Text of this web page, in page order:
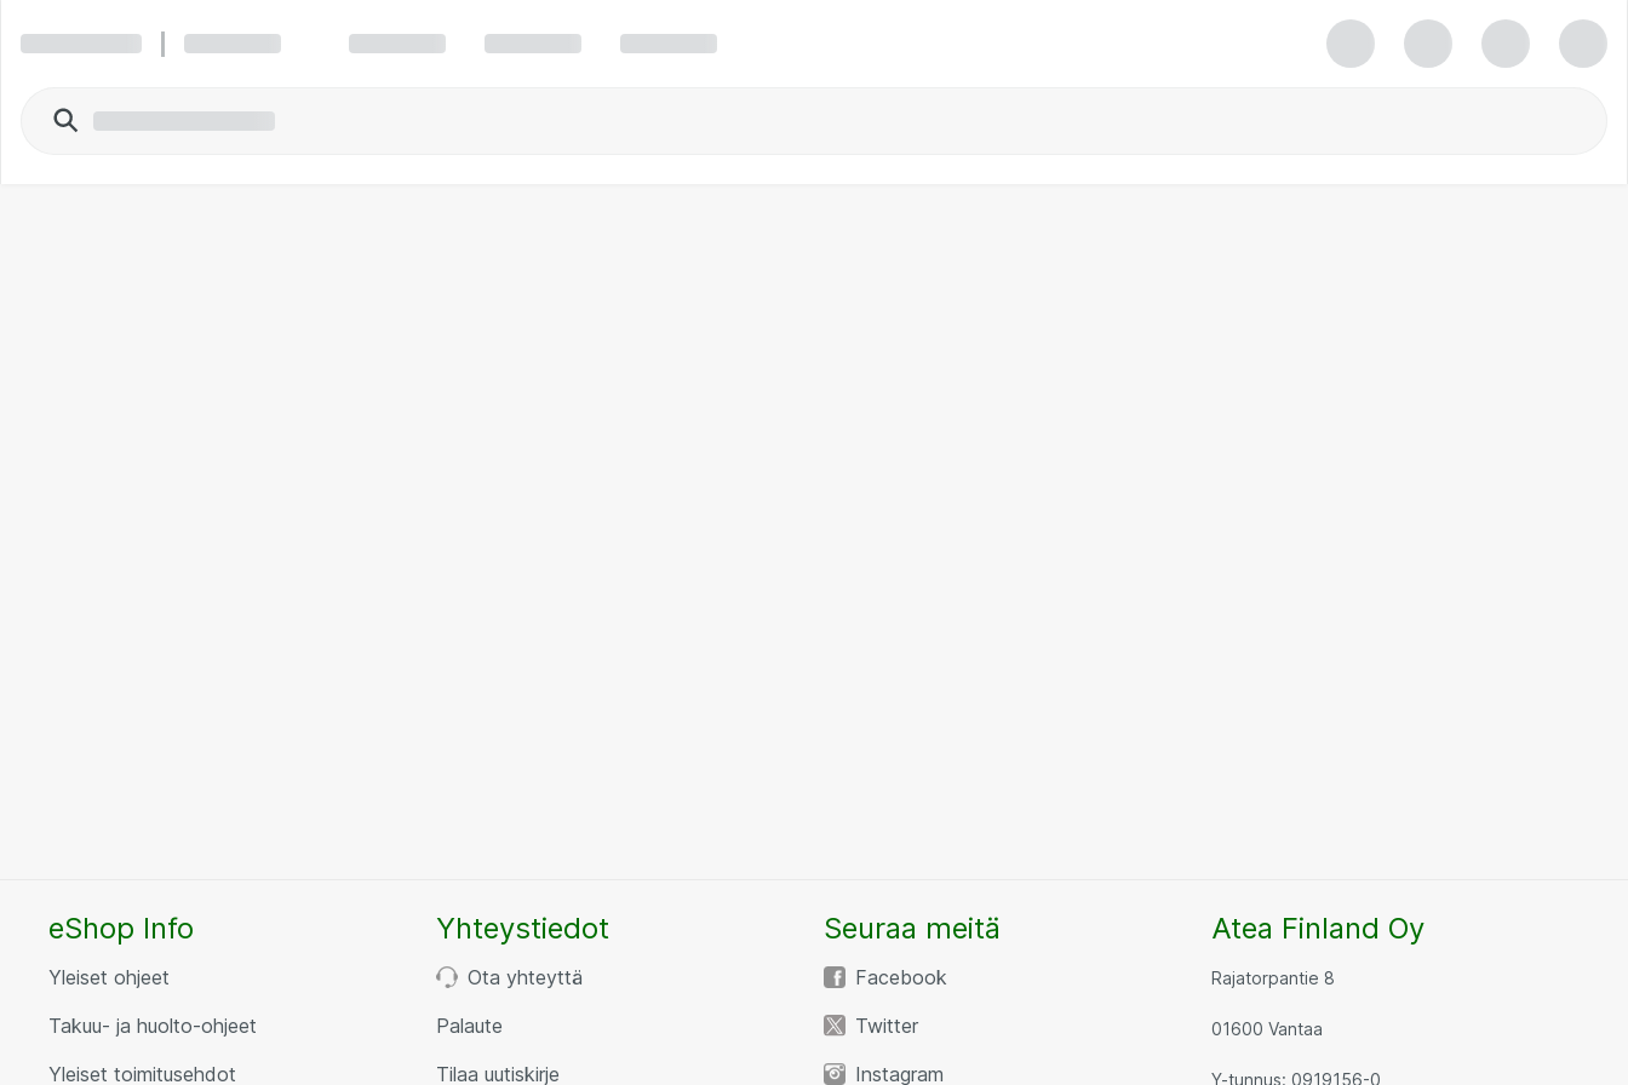
eShop Info
Yleiset ohjeet
Takuu- ja huolto-ohjeet
Yleiset toimitusehdot
Yhteystiedot
Ota yhteyttä
Palaute
Tilaa uutiskirje
Seuraa meitä
Facebook
Twitter
Instagram
Atea Finland Oy
Rajatorpantie 8
01600 Vantaa
Y-tunnus: 0919156-0